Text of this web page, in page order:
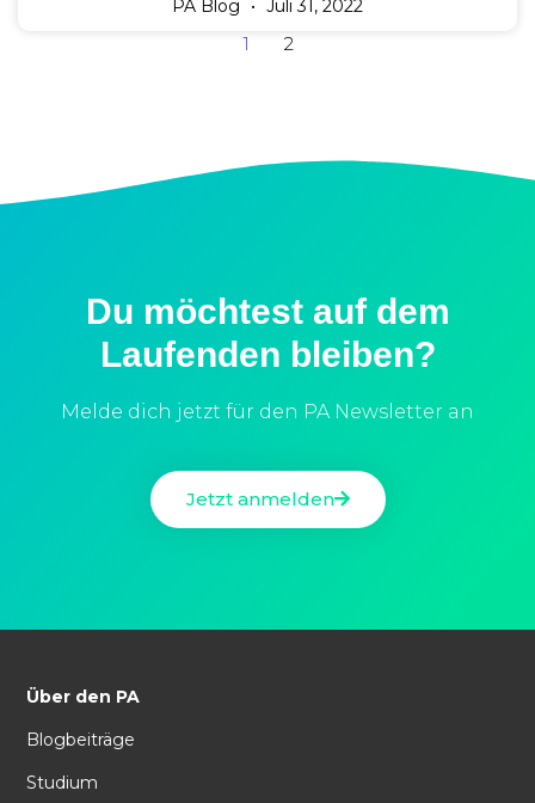
PA Blog Juli 31, 2022
1 2
Du möchtest auf dem
Laufenden bleiben?
Melde dich jetzt für den PA Newsletter an
Jetzt anmelden
Über den PA
Blogbeiträge
Studium